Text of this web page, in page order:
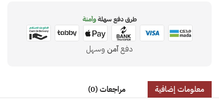
طرق دفع سهلةوآمنة
دفعآمن وسهل
معلومات إضافية مراجعات (0)